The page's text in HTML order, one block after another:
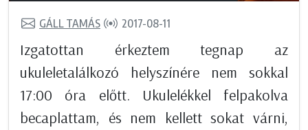
GÁLL TAMÁS 2017-08-11
Izgatottan érkeztem tegnap az
ukuleletalálkozó helyszínére nem sokkal
17:00 óra előtt. Ukulelékkel felpakolva
becaplattam, és nem kellett sokat várni,